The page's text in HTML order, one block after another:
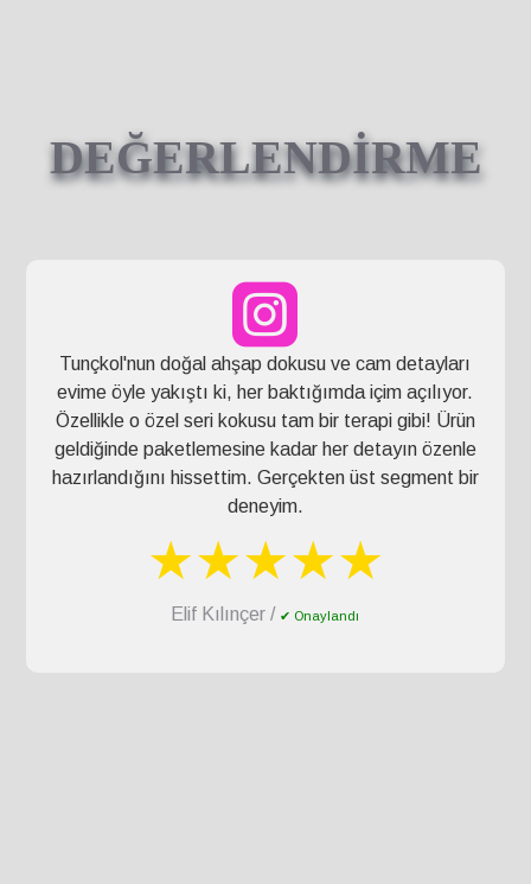
DEĞERLENDİRME
Tunçkol'nun doğal ahşap dokusu ve cam detayları
evime öyle yakıştı ki, her baktığımda içim açılıyor.
Özellikle o özel seri kokusu tam bir terapi gibi! Ürün
geldiğinde paketlemesine kadar her detayın özenle
hazırlandığını hissettim. Gerçekten üst segment bir
deneyim.
★★★★★
Elif Kılınçer / ✔ Onaylandı